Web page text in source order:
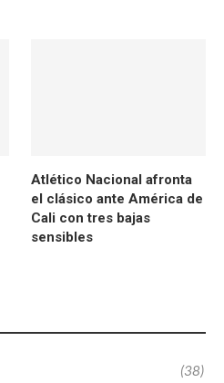
Atlético Nacional afronta
el clásico ante América de
Cali con tres bajas
sensibles
(38)